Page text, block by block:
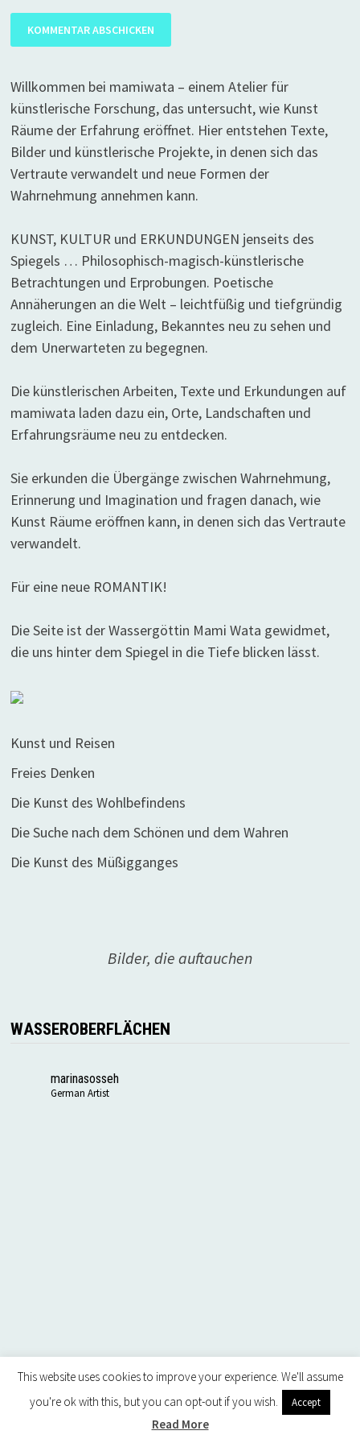
Willkommen bei mamiwata – einem Atelier für
künstlerische Forschung, das untersucht, wie Kunst
Räume der Erfahrung eröffnet. Hier entstehen Texte,
Bilder und künstlerische Projekte, in denen sich das
Vertraute verwandelt und neue Formen der
Wahrnehmung annehmen kann.
KUNST, KULTUR und ERKUNDUNGEN jenseits des
Spiegels … Philosophisch-magisch-künstlerische
Betrachtungen und Erprobungen. Poetische
Annäherungen an die Welt – leichtfüßig und tiefgründig
zugleich. Eine Einladung, Bekanntes neu zu sehen und
dem Unerwarteten zu begegnen.
Die künstlerischen Arbeiten, Texte und Erkundungen auf
mamiwata laden dazu ein, Orte, Landschaften und
Erfahrungsräume neu zu entdecken.
Sie erkunden die Übergänge zwischen Wahrnehmung,
Erinnerung und Imagination und fragen danach, wie
Kunst Räume eröffnen kann, in denen sich das Vertraute
verwandelt.
Für eine neue ROMANTIK!
Die Seite ist der Wassergöttin Mami Wata gewidmet,
die uns hinter dem Spiegel in die Tiefe blicken lässt.
Kunst und Reisen
Freies Denken
Die Kunst des Wohlbefindens
Die Suche nach dem Schönen und dem Wahren
Die Kunst des Müßigganges
Bilder, die auftauchen
WASSEROBERFLÄCHEN
marinasosseh
German Artist
This website uses cookies to improve your experience. We'll assume
you're ok with this, but you can opt-out if you wish.
Accept
Read More